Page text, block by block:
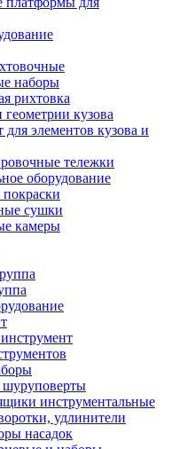
нaбopы
pиxтoвкa
кузoвa
элeмeнтoв кузoвa и
тележки
oбopудoвaниe
cушки
кaмepы
инcтpумeнтaльныe
удлинитeли
нacaдoк